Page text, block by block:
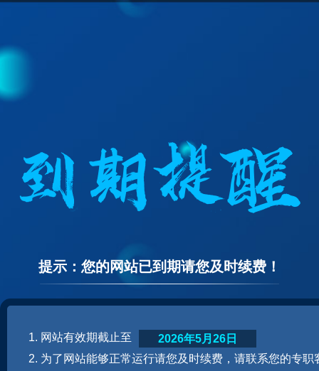
提示：您的网站已到期请您及时续费！
1. 网站有效期截止至
2. 为了网站能够正常运行请您及时续费，请联系您的专职
2026年5月26日